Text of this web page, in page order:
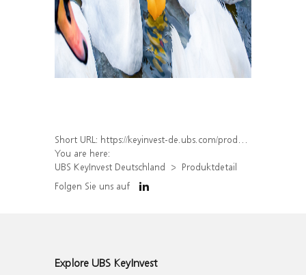
Short URL: https://keyinvest-de.ubs.com/produkt/detail/index/isin/DE000WA2YJX0
You are here:
UBS KeyInvest Deutschland
Produktdetail
Folgen Sie uns auf
Explore UBS KeyInvest